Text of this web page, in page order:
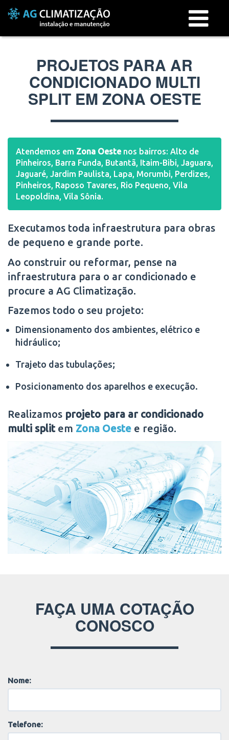
Menu
PROJETOS PARA AR
CONDICIONADO MULTI
SPLIT EM ZONA OESTE
Atendemos em Zona Oestenos bairros: Alto de
Pinheiros, Barra Funda, Butantã, Itaim-Bibi, Jaguara,
Jaguaré, Jardim Paulista, Lapa, Morumbi, Perdizes,
Pinheiros, Raposo Tavares, Rio Pequeno, Vila
Leopoldina, Vila Sônia.
Executamos toda infraestrutura para obras
de pequeno e grande porte.
Ao construir ou reformar, pense na
infraestrutura para o ar condicionado e
procure a AG Climatização.
Fazemos todo o seu projeto:
Dimensionamento dos ambientes, elétrico e
hidráulico;
Trajeto das tubulações;
Posicionamento dos aparelhos e execução.
Realizamos projeto para ar condicionado
multi splitem Zona Oeste e região.
FAÇA UMA COTAÇÃO
CONOSCO
Nome:
Telefone: